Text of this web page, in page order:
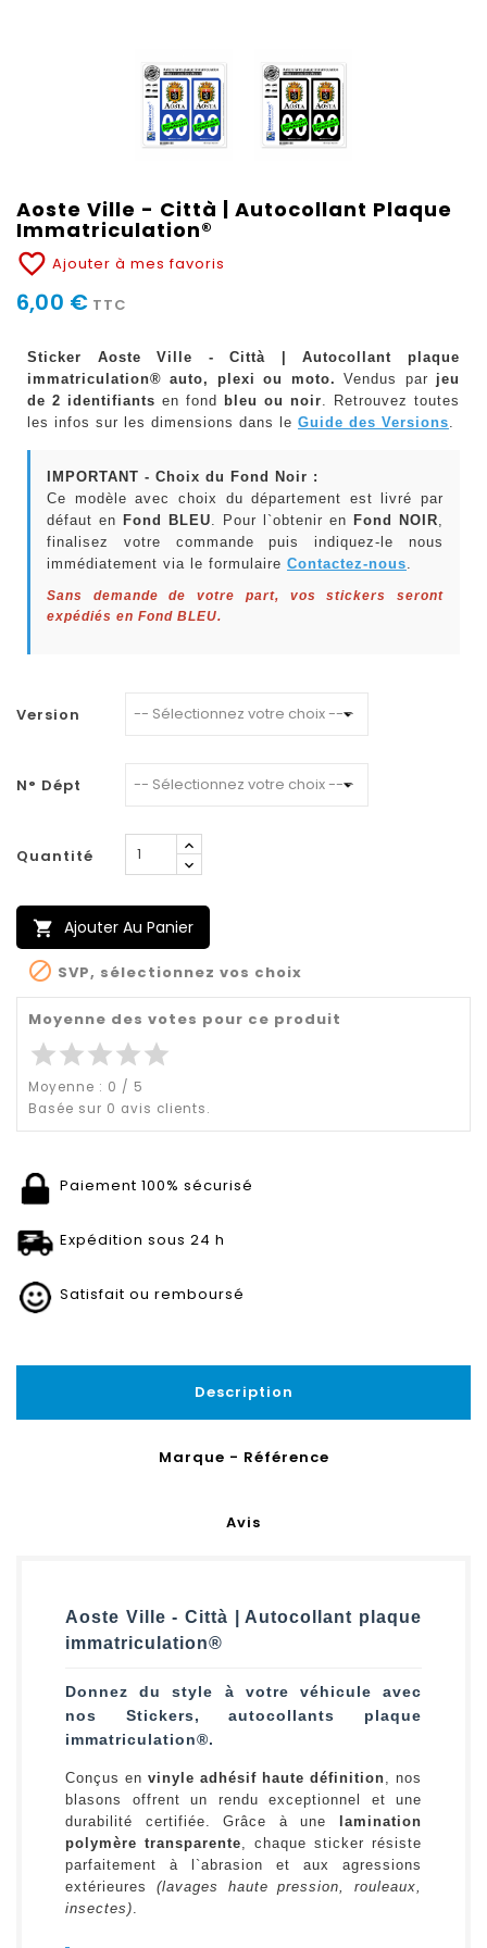
Aoste Ville - Città | Autocollant Plaque
Immatriculation®
favorite_border Ajouter à mes favoris
6,00 € TTC
Sticker Aoste Ville - Città | Autocollant plaque
immatriculation® auto, plexi ou moto. Vendus par jeu
de 2 identifiants en fond bleu ou noir. Retrouvez toutes
les infos sur les dimensions dans le Guide des Versions.
IMPORTANT - Choix du Fond Noir :
Ce modèle avec choix du département est livré par
défaut en Fond BLEU. Pour l`obtenir en Fond NOIR,
finalisez votre commande puis indiquez-le nous
immédiatement via le formulaire Contactez-nous.
Sans demande de votre part, vos stickers seront
expédiés en Fond BLEU.
Version
N° Dépt
Quantité
 Ajouter Au Panier
 SVP, sélectionnez vos choix
Moyenne des votes pour ce produit
starstarstarstarstar
Moyenne : 0 / 5
Basée sur 0 avis clients.
Paiement 100% sécurisé
Expédition sous 24 h
Satisfait ou remboursé
Description
Marque - Référence
Avis
Aoste Ville - Città | Autocollant plaque
immatriculation®
Donnez du style à votre véhicule avec
nos Stickers, autocollants plaque
immatriculation®.
Conçus en vinyle adhésif haute définition, nos
blasons offrent un rendu exceptionnel et une
durabilité certifiée. Grâce à une
lamination
polymère transparente, chaque sticker résiste
parfaitement à l`abrasion et aux agressions
extérieures (lavages haute pression, rouleaux,
insectes).